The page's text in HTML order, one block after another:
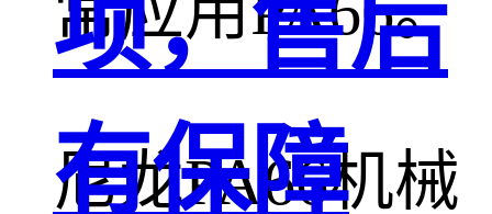
尼龙PA66机械
项，售后
有保障